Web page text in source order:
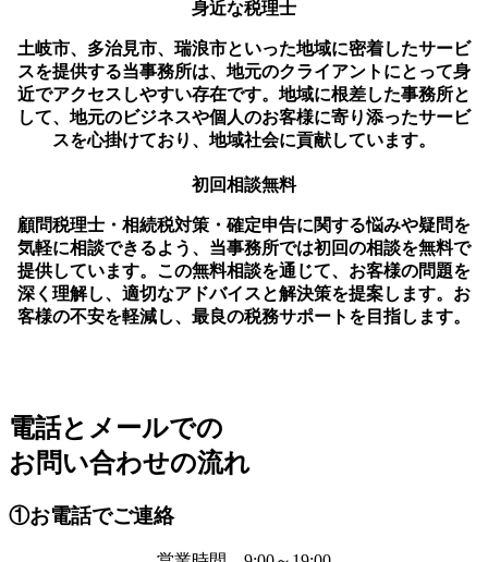
身近な税理士
土岐市、多治見市、瑞浪市といった地域に密着したサービ
スを提供する当事務所は、地元のクライアントにとって身
近でアクセスしやすい存在です。地域に根差した事務所と
して、地元のビジネスや個人のお客様に寄り添ったサービ
スを心掛けており、地域社会に貢献しています。
初回相談無料
顧問税理士・相続税対策・確定申告に関する悩みや疑問を
気軽に相談できるよう、当事務所では初回の相談を無料で
提供しています。この無料相談を通じて、お客様の問題を
深く理解し、適切なアドバイスと解決策を提案します。お
客様の不安を軽減し、最良の税務サポートを目指します。
電話とメールでの
お問い合わせの流れ
①お電話でご連絡